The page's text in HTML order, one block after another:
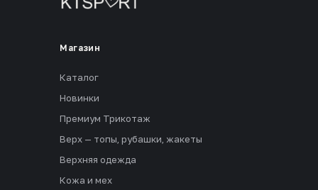
Магазин
Каталог
Новинки
Премиум Трикотаж
Верх — топы, рубашки, жакеты
Верхняя одежда
Кожа и мех